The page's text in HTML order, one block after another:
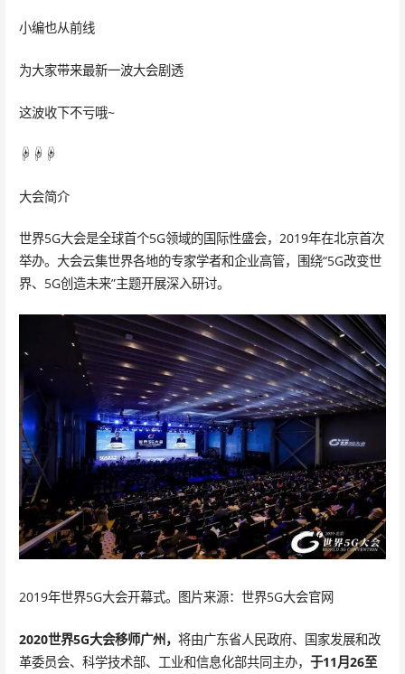
小编也从前线
为大家带来最新一波大会剧透
这波收下不亏哦~
☟☟☟
大会简介
世界5G大会是全球首个5G领域的国际性盛会，2019年在北京首次
举办。大会云集世界各地的专家学者和企业高管，围绕“5G改变世
界、5G创造未来”主题开展深入研讨。
2019年世界5G大会开幕式。图片来源：世界5G大会官网
2020世界5G大会移师广州， 将由广东省人民政府、国家发展和改
革委员会、科学技术部、工业和信息化部共同主办， 于11月26至